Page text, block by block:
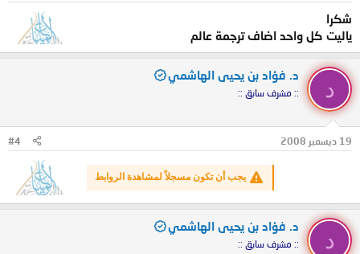
شكرا
ياليت كل واحد اضاف ترجمة عالم
د
د. فؤاد بن يحيى الهاشمي
:: مشرف سابق ::
19 ديسمبر 2008 #4
يجب أن تكون مسجلاً لمشاهدة الروابط
د
د. فؤاد بن يحيى الهاشمي
:: مشرف سابق ::